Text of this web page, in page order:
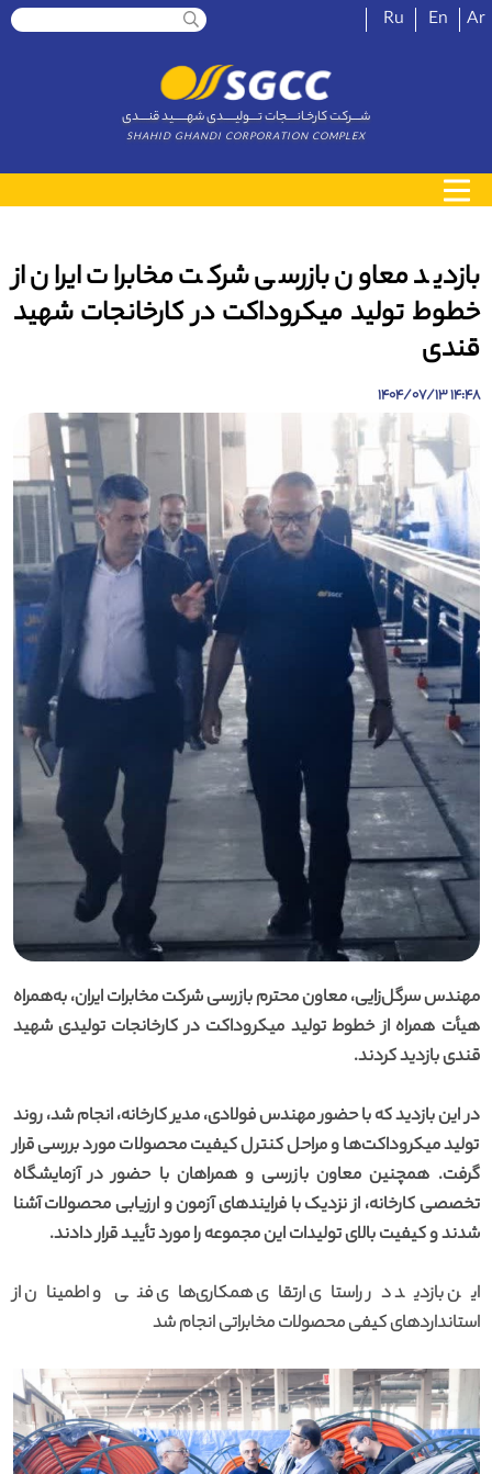
Ar
En
Ru
شــــرکت کارخـانــــجات تــــولیـــــدی شهــــــید قنــــدی
SHAHID GHANDI CORPORATION COMPLEX
بازدید معاون بازرسی شرکت مخابرات ایران از
خطوط تولید میکروداکت در کارخانجات شهید
قندی
14:48 1404/07/13
مهندس سرگل‌زایی، معاون محترم بازرسی شرکت مخابرات ایران، به‌همراه
هیأت همراه از خطوط تولید میکروداکت در کارخانجات تولیدی شهید
قندی بازدید کردند.
در این بازدید که با حضور مهندس فولادی، مدیر کارخانه، انجام شد، روند
تولید میکروداکت‌ها و مراحل کنترل کیفیت محصولات مورد بررسی قرار
گرفت. همچنین معاون بازرسی و همراهان با حضور در آزمایشگاه
تخصصی کارخانه، از نزدیک با فرایندهای آزمون و ارزیابی محصولات آشنا
شدند و کیفیت بالای تولیدات این مجموعه را مورد تأیید قرار دادند.
این بازدید در راستای ارتقای همکاری‌های فنی و اطمینان از
استانداردهای کیفی محصولات مخابراتی انجام شد